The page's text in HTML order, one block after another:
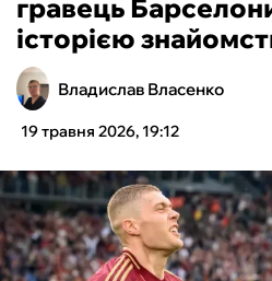
БОКС
ХОКЕЙ
ТЕНІС
КІБЕРСПОРТ
ЧС-2026
гравець
історією
Владислав Власенко
19 травня 2026, 19:12